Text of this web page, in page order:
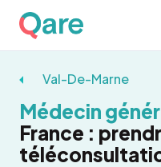
Val-De-Marne
Médecin
France :